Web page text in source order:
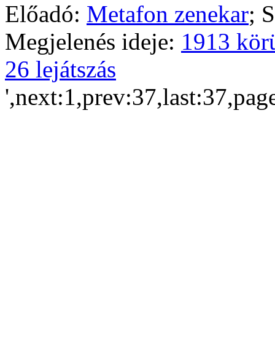
Előadó: Metafon zenekar;
Megjelenés ideje: 1913
26 lejátszás